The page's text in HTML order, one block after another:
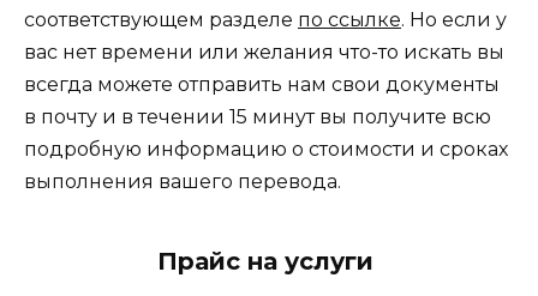
соответствующем разделе по ссылке. Но если у
вас нет времени или желания что-то искать вы
всегда можете отправить нам свои документы
в почту и в течении 15 минут вы получите всю
подробную информацию о стоимости и сроках
выполнения вашего перевода.
Прайс на услуги